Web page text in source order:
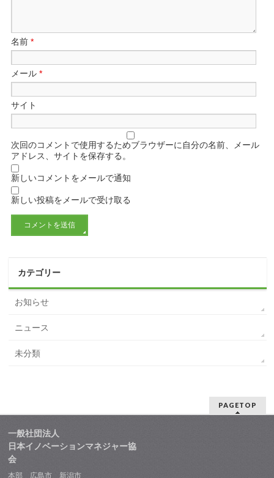
名前*
メール*
サイト
次回のコメントで使用するためブラウザーに自分の名前、メール
アドレス、サイトを保存する。
新しいコメントをメールで通知
新しい投稿をメールで受け取る
カテゴリー
お知らせ
ニュース
未分類
PAGETOP
一般社団法人
日本イノベーションマネジャー協
会
本部 広島市 新潟市